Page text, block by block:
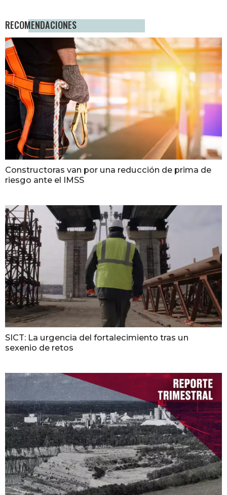
RECOMENDACIONES
Constructoras van por una reducción de prima de
riesgo ante el IMSS
SICT: La urgencia del fortalecimiento tras un
sexenio de retos